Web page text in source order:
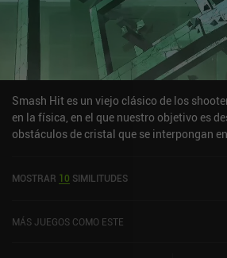
Smash Hit es un viejo clásico de los
en la física, en el que nuestro objetivo es
obstáculos de cristal que se interpongan
automáticamente por mundos minimalistas
a todos los obstáculos de cristal únicos
MOSTRAR 10 SIMILITUDES
MÁS JUEGOS COMO ESTE